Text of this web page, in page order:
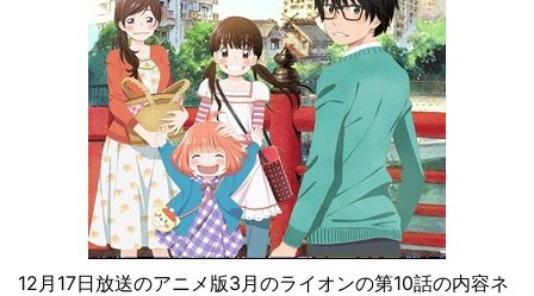
12月17日放送のアニメ版3月のライオンの第10話の内容ネ